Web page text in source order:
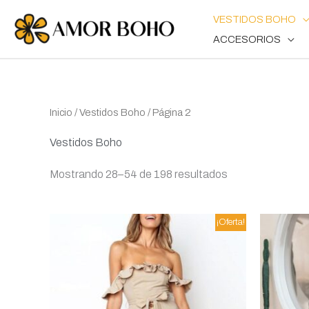
VESTIDOS BOHO
ACCESORIOS
Inicio /Vestidos Boho / Página 2
Vestidos Boho
Mostrando 28–54 de 198 resultados
¡Oferta!
El
precio
original
era:
40,99€.
es:
31,99€.
Este
variantes.